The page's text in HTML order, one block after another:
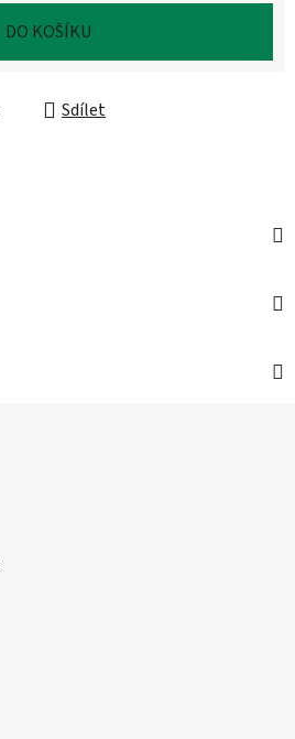
DO KOŠÍKU
Sdílet